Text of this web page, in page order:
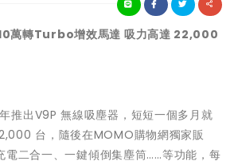
萬轉Turbo增效馬達 吸力高達 22,000
推出V9P 無線吸塵器，短短一個多月就
台，隨後在MOMO購物網獨家販
電二合一、一鍵傾倒集塵筒……等功能，每